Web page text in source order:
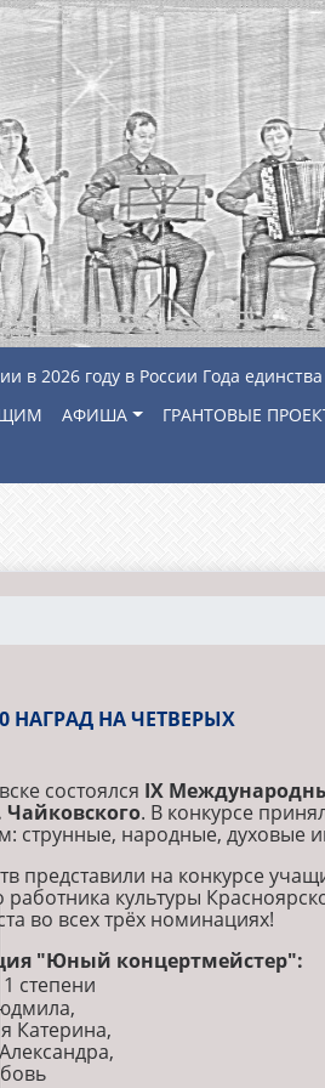
в 2026 году в России Года
АФИША ГРАНТОВЫЕ
НАГРАД НА ЧЕТВЕРЫХ
состоялся IX
. В конкурсе
струнные, народные, духовые
представили на конкурсе
работника культуры
во всех трёх номинациях!
"Юный концертмейстер":
1 степени
Катерина,